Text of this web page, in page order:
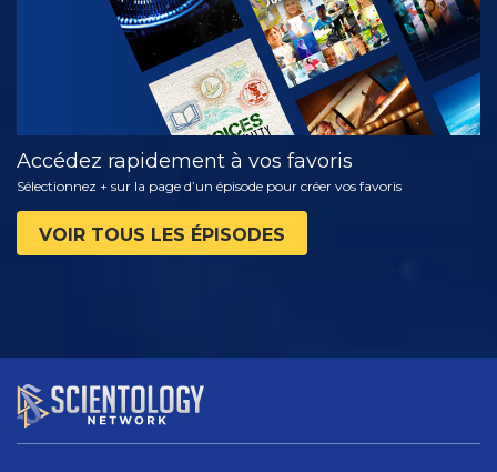
Accédez rapidement à vos favoris
Sélectionnez + sur la page d’un épisode pour créer vos favoris
VOIR TOUS LES ÉPISODES